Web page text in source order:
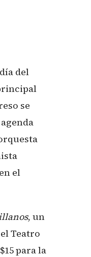
del
se
el
, un
Teatro
para la